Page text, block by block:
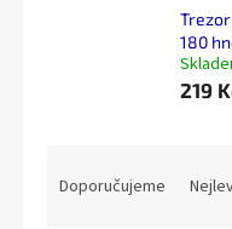
180
219
Doporučujeme